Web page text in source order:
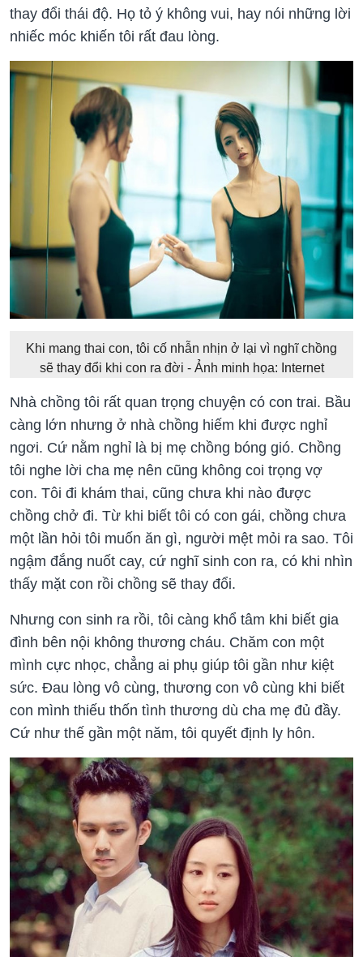
thay đổi thái độ. Họ tỏ ý không vui, hay nói những lời
nhiếc móc khiến tôi rất đau lòng.
Khi mang thai con, tôi cố nhẫn nhịn ở lại vì nghĩ chồng
sẽ thay đổi khi con ra đời - Ảnh minh họa: Internet
Nhà chồng tôi rất quan trọng chuyện có con trai. Bầu
càng lớn nhưng ở nhà chồng hiếm khi được nghỉ
ngơi. Cứ nằm nghỉ là bị mẹ chồng bóng gió. Chồng
tôi nghe lời cha mẹ nên cũng không coi trọng vợ
con. Tôi đi khám thai, cũng chưa khi nào được
chồng chở đi. Từ khi biết tôi có con gái, chồng chưa
một lần hỏi tôi muốn ăn gì, người mệt mỏi ra sao. Tôi
ngậm đắng nuốt cay, cứ nghĩ sinh con ra, có khi nhìn
thấy mặt con rồi chồng sẽ thay đổi.
Nhưng con sinh ra rồi, tôi càng khổ tâm khi biết gia
đình bên nội không thương cháu. Chăm con một
mình cực nhọc, chẳng ai phụ giúp tôi gần như kiệt
sức. Đau lòng vô cùng, thương con vô cùng khi biết
con mình thiếu thốn tình thương dù cha mẹ đủ đầy.
Cứ như thế gần một năm, tôi quyết định ly hôn.